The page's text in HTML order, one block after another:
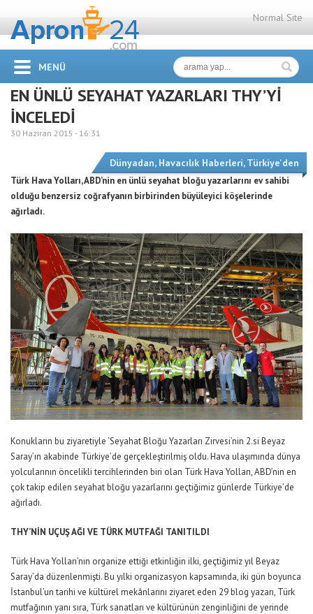
Normal Site
MENÜ
EN ÜNLÜ SEYAHAT YAZARLARI THY’Yİ
İNCELEDİ
30 Haziran 2015 - 16:31
Dünyadan, Havacılık Haberleri,Türkiye'den
Türk Hava Yolları, ABD’nin en ünlü seyahat bloğu yazarlarını ev sahibi
olduğu benzersiz coğrafyanın birbirinden büyüleyici köşelerinde
ağırladı.
Konukların bu ziyaretiyle ‘Seyahat Bloğu Yazarları Zirvesi’nin 2.si Beyaz
Saray’ın akabinde Türkiye’de gerçekleştirilmiş oldu. Hava ulaşımında dünya
yolcularının öncelikli tercihlerinden biri olan Türk Hava Yolları, ABD’nin en
çok takip edilen seyahat bloğu yazarlarını geçtiğimiz günlerde Türkiye’de
ağırladı.
THY’NİN UÇUŞ AĞI VE TÜRK MUTFAĞI TANITILDI
Türk Hava Yolları’nın organize ettiği etkinliğin ilki, geçtiğimiz yıl Beyaz
Saray’da düzenlenmişti. Bu yılki organizasyon kapsamında, iki gün boyunca
İstanbul’un tarihi ve kültürel mekânlarını ziyaret eden 29 blog yazarı, Türk
mutfağının yanı sıra, Türk sanatları ve kültürünün zenginliğini de yerinde